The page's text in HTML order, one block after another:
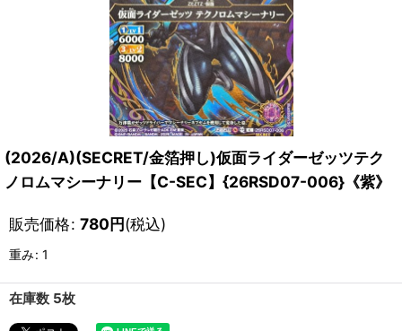
(2026/A)(SECRET/金箔押し)仮面ライダーゼッツテク
ノロムマシーナリー【C-SEC】{26RSD07-006}《紫》
販売価格: 780円(税込)
重み: 1
在庫数 5枚